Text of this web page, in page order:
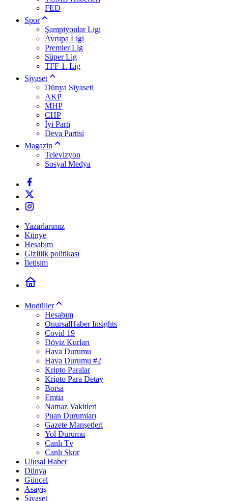
FED
Spor
Şampiyonlar Ligi
Avrupa Ligi
Premier Lig
Süper Lig
TFF 1. Lig
Siyaset
Dünya Siyaseti
AKP
MHP
CHP
İyi Parti
Deva Partisi
Magazin
Televizyon
Sosyal Medya
Yazarlarımız
Künye
Hesabım
Gizlilik politikası
İletişim
Modüller
Hesabım
OnursalHaber Insights
Covid 19
Döviz Kurları
Hava Durumu
Hava Durumu #2
Kripto Paralar
Kripto Para Detay
Borsa
Emtia
Namaz Vakitleri
Puan Durumları
Gazete Manşetleri
Yol Durumu
Canlı Tv
Canlı Skor
Ulusal Haber
Dünya
Güncel
Asayiş
Siyaset